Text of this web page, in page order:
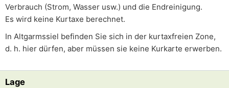
Verbrauch (Strom, Wasser usw.) und die Endreinigung.
Es wird keine Kurtaxe berechnet.
In Altgarmssiel befinden Sie sich in der kurtaxfreien Zone,
d. h. hier dürfen, aber müssen sie keine Kurkarte erwerben.
Lage